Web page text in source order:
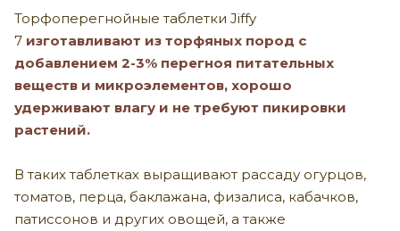
Торфоперегнойные таблетки Jiffy
7 изготавливают из торфяных пород с
добавлением 2-3% перегноя питательных
веществ и микроэлементов, хорошо
удерживают влагу и не требуют пикировки
растений.
В таких таблетках выращивают рассаду огурцов,
томатов, перца, баклажана, физалиса, кабачков,
патиссонов и других овощей, а также